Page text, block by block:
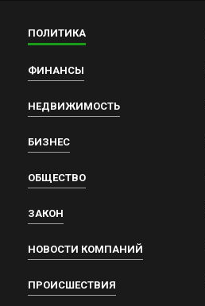
ПОЛИТИКА
ФИНАНСЫ
НЕДВИЖИМОСТЬ
БИЗНЕС
ОБЩЕСТВО
ЗАКОН
НОВОСТИ КОМПАНИЙ
ПРОИСШЕСТВИЯ